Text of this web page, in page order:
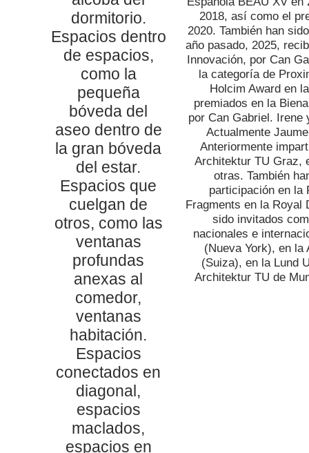
dormitorio.
Espacios dentro
de espacios,
como la
pequeña
bóveda del
aseo dentro de
la gran bóveda
del estar.
Espacios que
cuelgan de
otros, como las
ventanas
profundas
anexas al
comedor,
ventanas
habitación.
Espacios
conectados en
diagonal,
espacios
maclados,
espacios en
2018, así como el
2020. También han
año pasado, 2025,
Innovación, por Can
la categoría de
Holcim Award en
premiados en la
por Can Gabriel. Irene
Actualmente
Anteriormente
Architektur TU Graz,
otras. También
participación en la
Fragments en la Royal
sido invitados
nacionales e
(Nueva York), en la
(Suiza), en la Lund
Architektur TU de